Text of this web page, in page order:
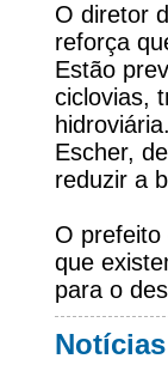
O diretor
reforça
Estão
ciclovias,
Escher,
reduzir a
O prefeito
que
para o